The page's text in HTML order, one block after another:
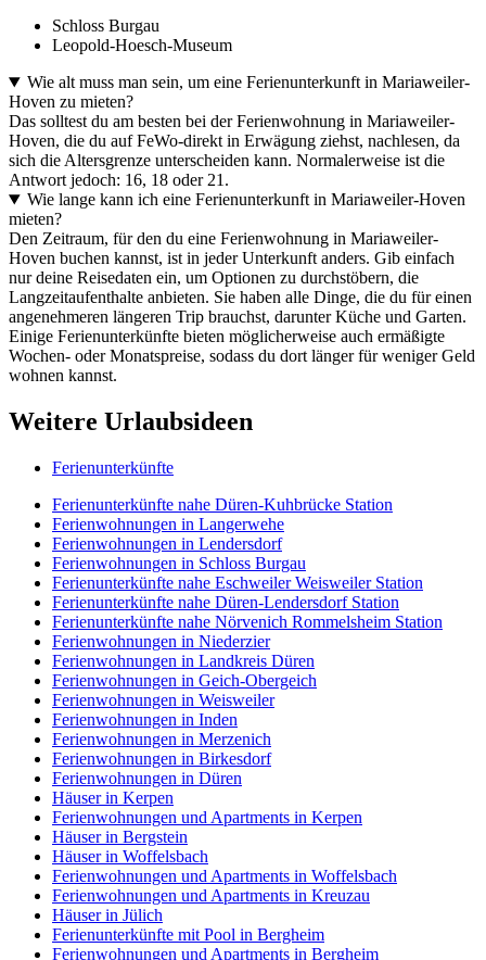
Schloss Burgau
Leopold-Hoesch-Museum
Wie alt muss man sein, um eine Ferienunterkunft in Mariaweiler-
Hoven zu mieten?
Das solltest du am besten bei der Ferienwohnung in Mariaweiler-
Hoven, die du auf FeWo-direkt in Erwägung ziehst, nachlesen, da
sich die Altersgrenze unterscheiden kann. Normalerweise ist die
Antwort jedoch: 16, 18 oder 21.
Wie lange kann ich eine Ferienunterkunft in Mariaweiler-Hoven
mieten?
Den Zeitraum, für den du eine Ferienwohnung in Mariaweiler-
Hoven buchen kannst, ist in jeder Unterkunft anders. Gib einfach
nur deine Reisedaten ein, um Optionen zu durchstöbern, die
Langzeitaufenthalte anbieten. Sie haben alle Dinge, die du für einen
angenehmeren längeren Trip brauchst, darunter Küche und Garten.
Einige Ferienunterkünfte bieten möglicherweise auch ermäßigte
Wochen- oder Monatspreise, sodass du dort länger für weniger Geld
wohnen kannst.
Weitere Urlaubsideen
Ferienunterkünfte
Ferienunterkünfte nahe Düren-Kuhbrücke Station
Ferienwohnungen in Langerwehe
Ferienwohnungen in Lendersdorf
Ferienwohnungen in Schloss Burgau
Ferienunterkünfte nahe Eschweiler Weisweiler Station
Ferienunterkünfte nahe Düren-Lendersdorf Station
Ferienunterkünfte nahe Nörvenich Rommelsheim Station
Ferienwohnungen in Niederzier
Ferienwohnungen in Landkreis Düren
Ferienwohnungen in Geich-Obergeich
Ferienwohnungen in Weisweiler
Ferienwohnungen in Inden
Ferienwohnungen in Merzenich
Ferienwohnungen in Birkesdorf
Ferienwohnungen in Düren
Häuser in Kerpen
Ferienwohnungen und Apartments in Kerpen
Häuser in Bergstein
Häuser in Woffelsbach
Ferienwohnungen und Apartments in Woffelsbach
Ferienwohnungen und Apartments in Kreuzau
Häuser in Jülich
Ferienunterkünfte mit Pool in Bergheim
Ferienwohnungen und Apartments in Bergheim